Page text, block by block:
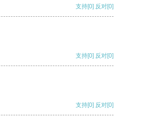
支持[0] 反对[0]
支持[0] 反对[0]
支持[0] 反对[0]